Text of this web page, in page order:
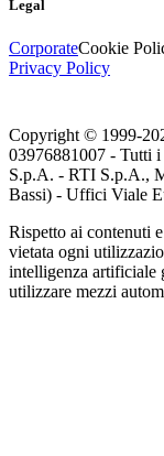
Legal
CorporateCookie
Privacy Policy
Copyright © 1999-
03976881007 - Tutti
S.p.A. - RTI S.p.A.,
Bassi) - Uffici Viale
Rispetto ai contenuti
vietata ogni
intelligenza artificiale
utilizzare mezzi